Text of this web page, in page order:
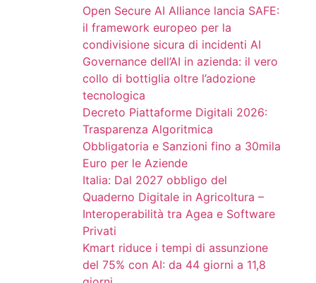
Open Secure AI Alliance lancia SAFE:
il framework europeo per la
condivisione sicura di incidenti AI
Governance dell’AI in azienda: il vero
collo di bottiglia oltre l’adozione
tecnologica
Decreto Piattaforme Digitali 2026:
Trasparenza Algoritmica
Obbligatoria e Sanzioni fino a 30mila
Euro per le Aziende
Italia: Dal 2027 obbligo del
Quaderno Digitale in Agricoltura –
Interoperabilità tra Agea e Software
Privati
Kmart riduce i tempi di assunzione
del 75% con AI: da 44 giorni a 11,8